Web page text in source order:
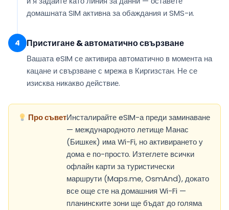
домашната SIM активна за обаждания и SMS-и.
4 Пристигане & автоматично свързване
Вашата eSIM се активира автоматично в момента на
кацане и свързване с мрежа в Киргизстан. Не се
изисква никакво действие.
Про съветИнсталирайте eSIM-а преди заминаване
— международното летище Манас
(Бишкек) има Wi-Fi, но активирането у
дома е по-просто. Изтеглете всички
офлайн карти за туристически
маршрути (Maps.me, OsmAnd), докато
все още сте на домашния Wi-Fi —
планинските зони ще бъдат до голяма